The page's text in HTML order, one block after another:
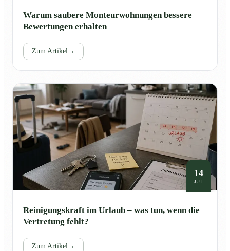
Warum saubere Monteurwohnungen bessere
Bewertungen erhalten
Zum Artikel→
14
JUL
Reinigungskraft im Urlaub – was tun, wenn die
Vertretung fehlt?
Zum Artikel→